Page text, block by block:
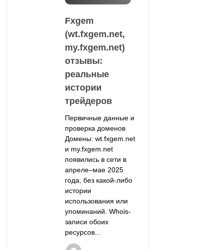
Fxgem
(wt.fxgem.net,
my.fxgem.net)
отзывы:
реальные
истории
трейдеров
Первичные данные и
проверка доменов
Домены: wt.fxgem.net
и my.fxgem.net
появились в сети в
апреле–мае 2025
года, без какой-либо
истории
использования или
упоминаний. Whois-
записи обоих
ресурсов...